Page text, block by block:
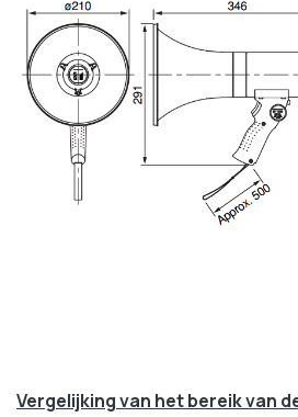
Vergelijking van het bereik van